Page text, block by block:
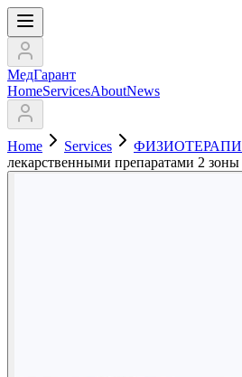
МедГарант
HomeServicesAboutNews
Home Services
лекарственными препаратами 2 зоны